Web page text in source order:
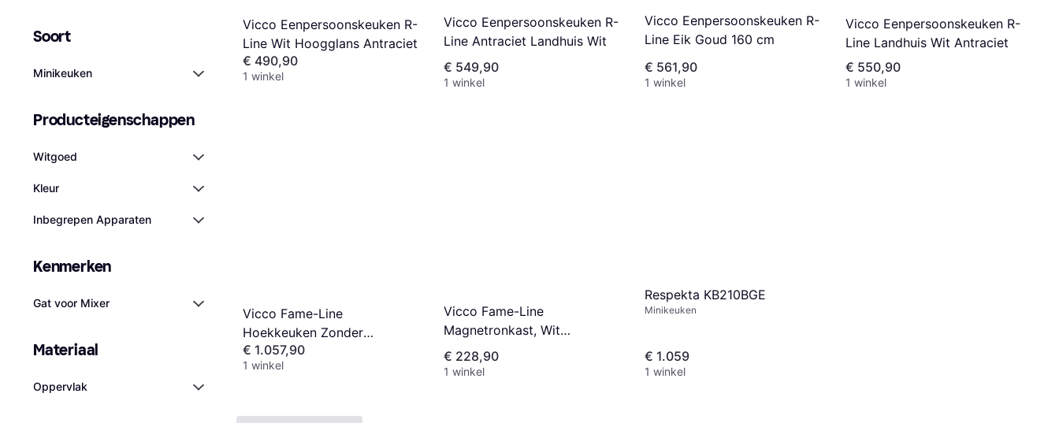
Soort
Minikeuken
Producteigenschappen
Witgoed
Kleur
Inbegrepen Apparaten
Kenmerken
Gat voor Mixer
Materiaal
Oppervlak
Vicco Eenpersoonskeuken R-
Line Wit Hoogglans Antraciet
€ 490,90
1 winkel
Vicco Eenpersoonskeuken R-
Line Antraciet Landhuis Wit
€ 549,90
1 winkel
Vicco Eenpersoonskeuken R-
Line Eik Goud 160 cm
€ 561,90
1 winkel
Vicco Eenpersoonskeuken R-
Line Landhuis Wit Antraciet
€ 550,90
1 winkel
Vicco Fame-Line
Hoekkeuken Zonder
Werkblad - Bordeaux
Hoogglans/Antraciet
€ 1.057,90
1 winkel
Vicco Fame-Line
Magnetronkast, Wit
Hoogglans, 60 cm
€ 228,90
1 winkel
Respekta KB210BGE
Minikeuken
€ 1.059
1 winkel